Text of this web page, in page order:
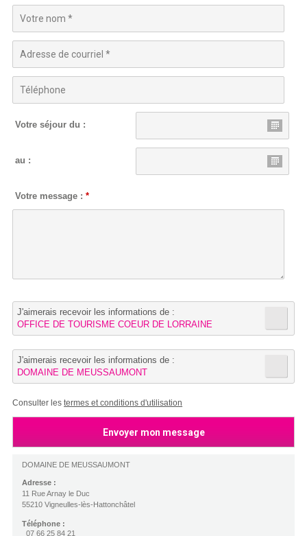
Votre séjour du :
au :
Votre message :*
J'aimerais recevoir les informations de :
OFFICE DE TOURISME COEUR DE LORRAINE
J'aimerais recevoir les informations de :
DOMAINE DE MEUSSAUMONT
Consulter lestermes et conditions d'utilisation
DOMAINE DE MEUSSAUMONT
Adresse :
11 Rue Arnay le Duc
55210 Vigneulles-lès-Hattonchâtel
Téléphone :
07 66 25 84 21